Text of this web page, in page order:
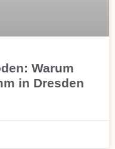
Warum
in Dresden